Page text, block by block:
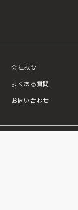
会社概要
よくある質問
お問い合わせ